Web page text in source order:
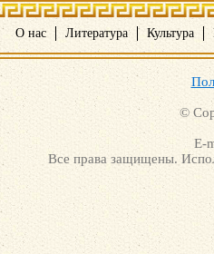
О нас Литература Культура
©
E-
Все права защищены.